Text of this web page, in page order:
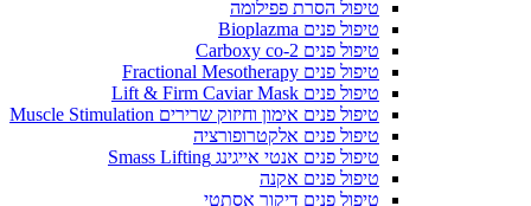
טיפול הסרת פפילומה
טיפול פנים Bioplazma
טיפול פנים Carboxy co-2
טיפול פנים Fractional Mesotherapy
טיפול פנים Lift & Firm Caviar Mask
טיפול פנים אימון וחיזוק שרירים Muscle Stimulation
טיפול פנים אלקטרופורציה
טיפול פנים אנטי אייגינג Smass Lifting
טיפול פנים אקנה
טיפול פנים דיקור אסתטי